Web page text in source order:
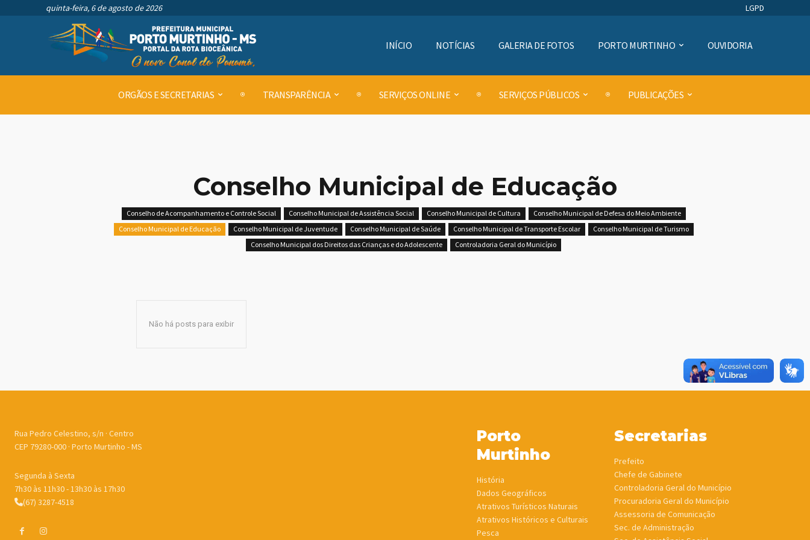
quinta-feira, 6 de agosto de 2026 LGPD
INÍCIO NOTÍCIAS GALERIA DE FOTOS PORTO MURTINHO OUVIDORIA
ORGÃOS E SECRETARIAS TRANSPARÊNCIA SERVIÇOS ONLINE SERVIÇOS PÚBLICOS PUBLICAÇÕES
Conselho Municipal de Educação
Conselho de Acompanhamento e Controle Social Conselho Municipal de Assistência Social Conselho Municipal de Cultura
Conselho Municipal de Defesa do Meio Ambiente
Conselho Municipal de Educação
Conselho Municipal de Juventude Conselho Municipal de Saúde Conselho Municipal de Transporte Escolar
Conselho Municipal de Turismo
Conselho Municipal dos Direitos das Crianças e do Adolescente
Controladoria Geral do Município
Não há posts para exibir
Rua Pedro Celestino, s/n · Centro
CEP 79280-000 · Porto Murtinho - MS
Segunda à Sexta
7h30 às 11h30 - 13h30 às 17h30
(67) 3287-4518
Porto
Murtinho
História
Dados Geográficos
Atrativos Turísticos Naturais
Atrativos Históricos e Culturais
Pesca
Secretarias
Prefeito
Chefe de Gabinete
Controladoria Geral do Município
Procuradoria Geral do Município
Assessoria de Comunicação
Sec. de Administração